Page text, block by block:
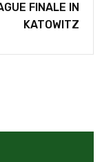
FINALE IN
KATOWITZ